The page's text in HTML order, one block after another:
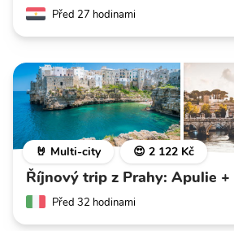
Před 27 hodinami
🤘 Multi-city 😍 2 122 Kč
Říjnový trip z Prahy: Apulie +
Před 32 hodinami